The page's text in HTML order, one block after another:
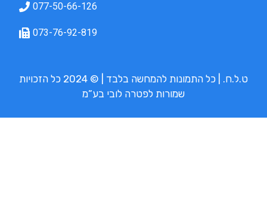
077-50-66-126
073-76-92-819
ט.ל.ח. | כל התמונות להמחשה בלבד | © 2024 כל הזכויות
שמורות לפטרה לובי בע”מ